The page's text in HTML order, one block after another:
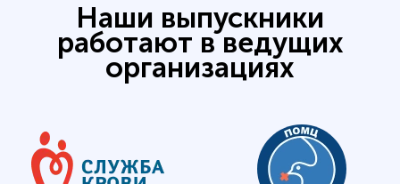
Наши выпускники
работают в ведущих
организациях